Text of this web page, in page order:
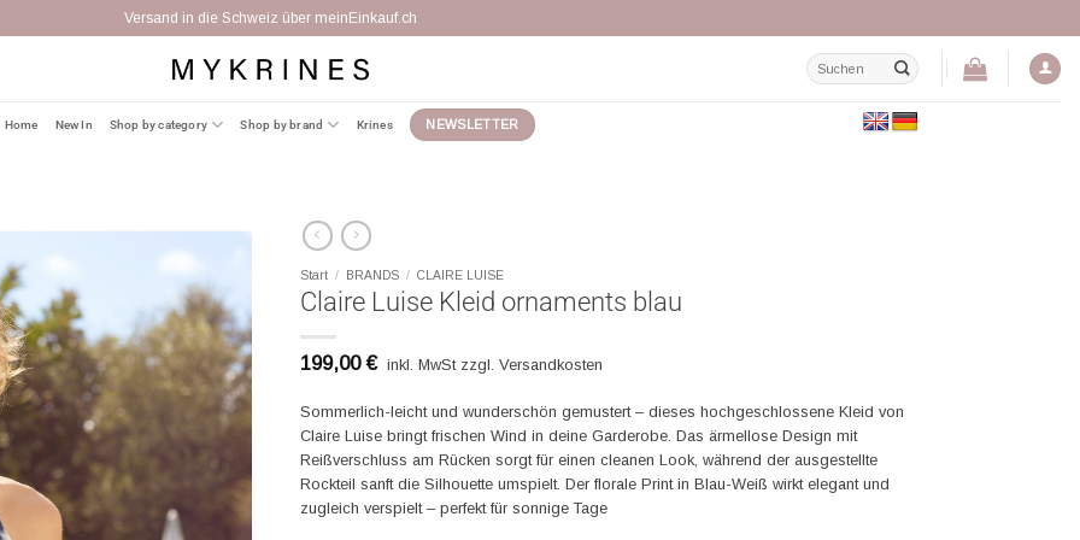
Kostenfreier Umtausch binnen 14 Tagen
Suchen
nach:
Home New In Shop by category Shop by brand Krines NEWSLETTER
Start / BRANDS / CLAIRE LUISE
Claire Luise Kleid ornaments blau
199,00€ inkl. MwSt zzgl. Versandkosten
Sommerlich-leicht und wunderschön gemustert – dieses hochgeschlossene Kleid von
Claire Luise bringt frischen Wind in deine Garderobe. Das ärmellose Design mit
Reißverschluss am Rücken sorgt für einen cleanen Look, während der ausgestellte
Rockteil sanft die Silhouette umspielt. Der florale Print in Blau-Weiß wirkt elegant und
zugleich verspielt – perfekt für sonnige Tage